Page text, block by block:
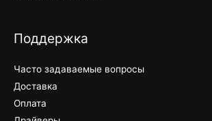
Поддержка
Часто задаваемые вопросы
Доставка
Оплата